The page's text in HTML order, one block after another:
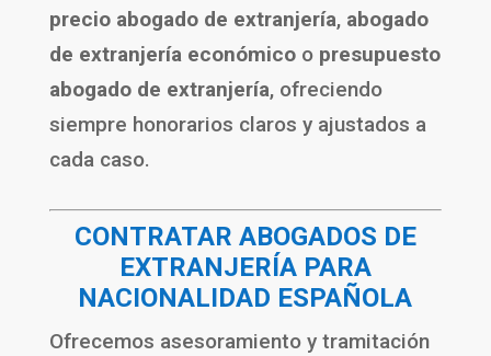
precio abogado de extranjería, abogado
de extranjería económicoo presupuesto
abogado de extranjería, ofreciendo
siempre honorarios claros y ajustados a
cada caso.
CONTRATAR ABOGADOS DE
EXTRANJERÍA PARA
NACIONALIDAD ESPAÑOLA
Ofrecemos asesoramiento y tramitación